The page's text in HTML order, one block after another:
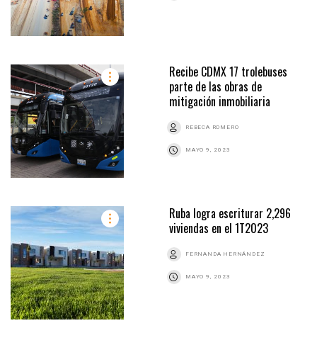
Recibe CDMX 17 trolebuses
parte de las obras de
mitigación inmobiliaria
REBECA ROMERO
MAYO 9, 2023
Ruba logra escriturar 2,296
viviendas en el 1T2023
FERNANDA HERNÁNDEZ
MAYO 9, 2023